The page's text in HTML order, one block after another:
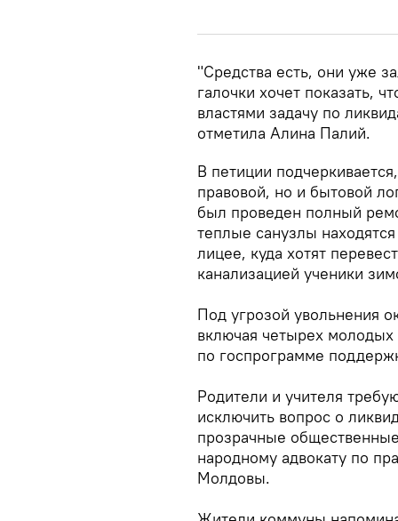
"Средства есть, они уже
галочки хочет показать,
властями задачу по
отметила Алина Палий.
В петиции
правовой, но и бытовой
был проведен полный
теплые санузлы
лицее, куда хотят
канализацией ученики
Под угрозой увольнения
включая четырех молодых
по госпрограмме
Родители и учителя
исключить вопрос о
прозрачные
народному адвокату по
Молдовы.